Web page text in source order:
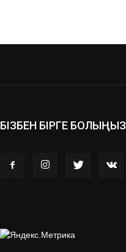
БІЗБЕН БІРГЕ БОЛЫҢЫЗ